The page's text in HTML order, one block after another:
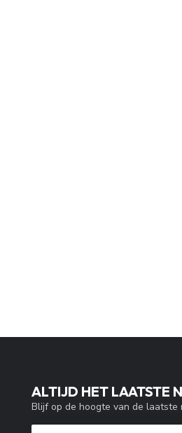
ALTIJD HET LAATSTE
Blijf op de hoogte van de laatste